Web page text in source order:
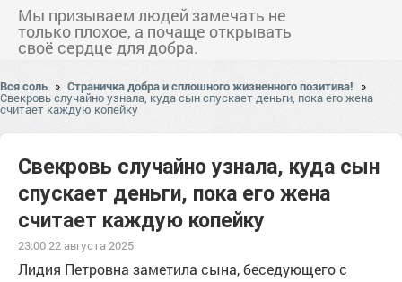
Мы призываем людей замечать не
только плохое, а почаще открывать
своё сердце для добра.
Вся соль » Страничка добра и сплошного жизненного позитива! »
Свекровь случайно узнала, куда сын спускает деньги, пока его жена
считает каждую копейку
Свекровь случайно узнала, куда сын
спускает деньги, пока его жена
считает каждую копейку
23:00 22 августа 2025
Лидия Петровна заметила сына, беседующего с